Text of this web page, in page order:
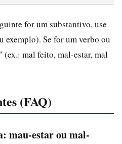
for um substantivo, use
exemplo). Se for um verbo ou
(ex.: mal feito, mal-estar, mal
(FAQ)
mau-estar ou mal-